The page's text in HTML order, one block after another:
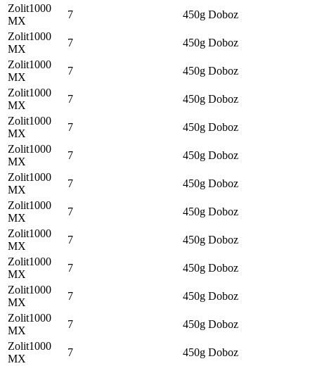
Zolit1000
MX
7 450g Doboz
Zolit1000
MX
7 450g Doboz
Zolit1000
MX
7 450g Doboz
Zolit1000
MX
7 450g Doboz
Zolit1000
MX
7 450g Doboz
Zolit1000
MX
7 450g Doboz
Zolit1000
MX
7 450g Doboz
Zolit1000
MX
7 450g Doboz
Zolit1000
MX
7 450g Doboz
Zolit1000
MX
7 450g Doboz
Zolit1000
MX
7 450g Doboz
Zolit1000
MX
7 450g Doboz
Zolit1000
MX
7 450g Doboz